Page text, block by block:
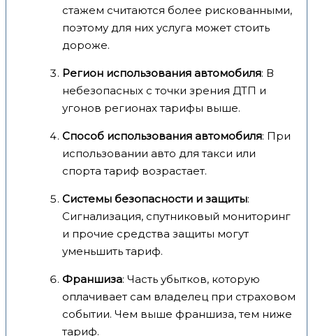
стажем считаются более рискованными,
поэтому для них услуга может стоить
дороже.
Регион использования автомобиля: В
небезопасных с точки зрения ДТП и
угонов регионах тарифы выше.
Способ использования автомобиля: При
использовании авто для такси или
спорта тариф возрастает.
Системы безопасности и защиты:
Сигнализация, спутниковый мониторинг
и прочие средства защиты могут
уменьшить тариф.
Франшиза: Часть убытков, которую
оплачивает сам владелец при страховом
событии. Чем выше франшиза, тем ниже
тариф.